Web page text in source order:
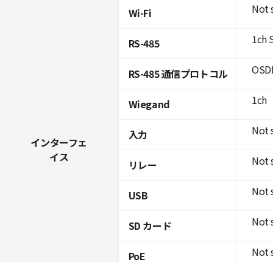
インターフェ
イス
Wi-Fi
RS-485
RS-485 通信プロトコル
Wiegand
入力
リレー
USB
SD カード
PoE
Not
1ch
1ch
Not
Not
Not
Not
Not